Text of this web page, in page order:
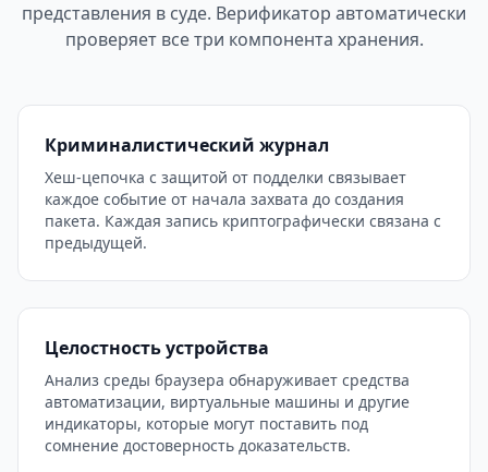
представления в суде. Верификатор автоматически
проверяет все три компонента хранения.
Криминалистический журнал
Хеш-цепочка с защитой от подделки связывает
каждое событие от начала захвата до создания
пакета. Каждая запись криптографически связана с
предыдущей.
Целостность устройства
Анализ среды браузера обнаруживает средства
автоматизации, виртуальные машины и другие
индикаторы, которые могут поставить под
сомнение достоверность доказательств.